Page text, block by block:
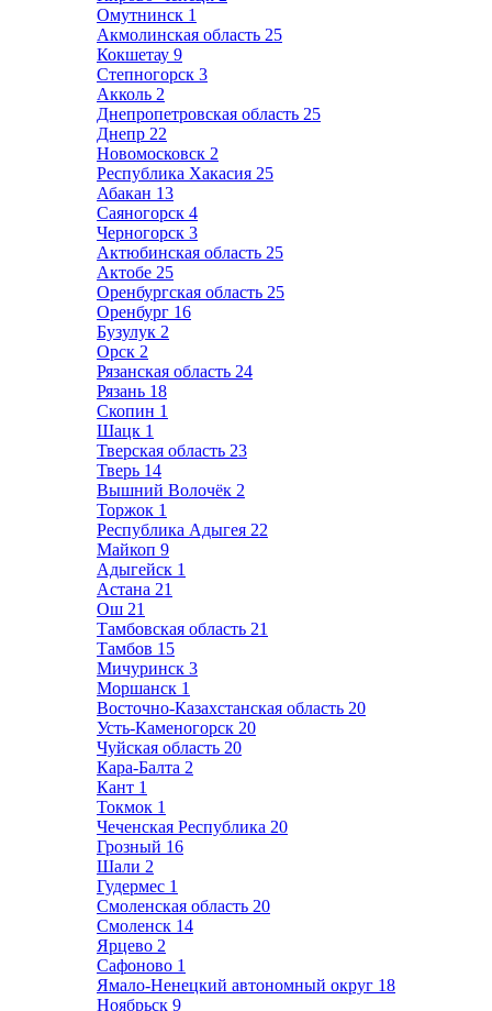
Омутнинск 1
Акмолинская область 25
Кокшетау 9
Степногорск 3
Акколь 2
Днепропетровская область 25
Днепр 22
Новомосковск 2
Республика Хакасия 25
Абакан 13
Саяногорск 4
Черногорск 3
Актюбинская область 25
Актобе 25
Оренбургская область 25
Оренбург 16
Бузулук 2
Орск 2
Рязанская область 24
Рязань 18
Скопин 1
Шацк 1
Тверская область 23
Тверь 14
Вышний Волочёк 2
Торжок 1
Республика Адыгея 22
Майкоп 9
Адыгейск 1
Астана 21
Ош 21
Тамбовская область 21
Тамбов 15
Мичуринск 3
Моршанск 1
Восточно-Казахстанская область 20
Усть-Каменогорск 20
Чуйская область 20
Кара-Балта 2
Кант 1
Токмок 1
Чеченская Республика 20
Грозный 16
Шали 2
Гудермес 1
Смоленская область 20
Смоленск 14
Ярцево 2
Сафоново 1
Ямало-Ненецкий автономный округ 18
Ноябрьск 9